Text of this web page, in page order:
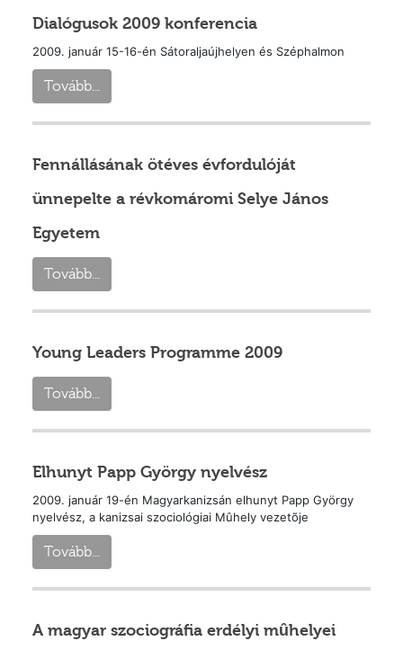
Dialógusok 2009 konferencia
2009. január 15-16-én Sátoraljaújhelyen és Széphalmon
Tovább...
Fennállásának ötéves évfordulóját
ünnepelte a révkomáromi Selye János
Egyetem
Tovább...
Young Leaders Programme 2009
Tovább...
Elhunyt Papp György nyelvész
2009. január 19-én Magyarkanizsán elhunyt Papp György
nyelvész, a kanizsai szociológiai Mûhely vezetõje
Tovább...
A magyar szociográfia erdélyi mûhelyei